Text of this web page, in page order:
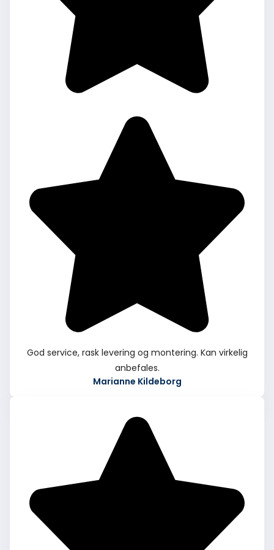
God service, rask levering og montering. Kan virkelig
anbefales.
Marianne Kildeborg